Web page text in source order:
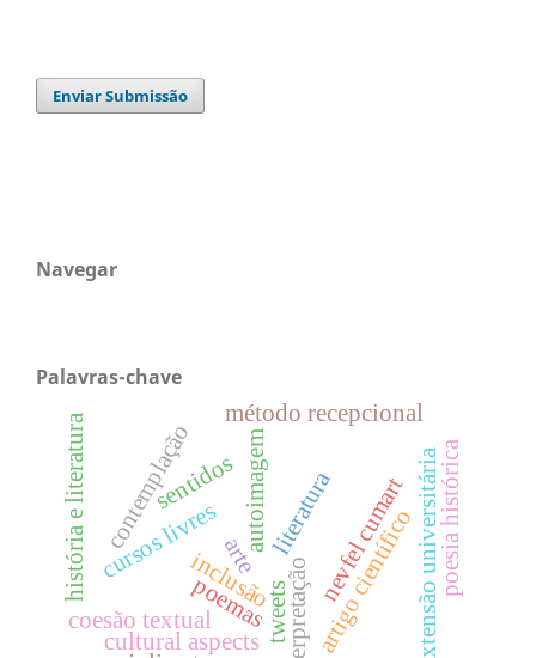
Enviar Submissão
Navegar
Palavras-chave
literatura
poemas
cursos livres autoimagem
contemplação
arte
interpretação
sentidos nevfel cumart
artigo científico
coesão textual extensão universitária
cultural aspects
história e literatura poesia histórica
tweets
inclusão
método recepcional